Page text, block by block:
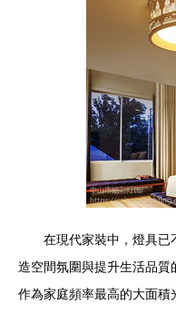
在現代家裝中，燈具已
造空間氛圍與提升生活品質
作為家庭頻率最高的大面積